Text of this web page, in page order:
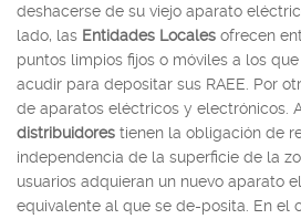
deshacerse de su viejo aparato
lado, las Entidades Locales ofrecen
puntos limpios fijos o móviles a los
acudir para depositar sus RAEE. Por
de aparatos eléctricos y electrónicos.
distribuidores tienen la obligación de
independencia de la superficie de la
usuarios adquieran un nuevo aparato
equivalente al que se de-posita. En el